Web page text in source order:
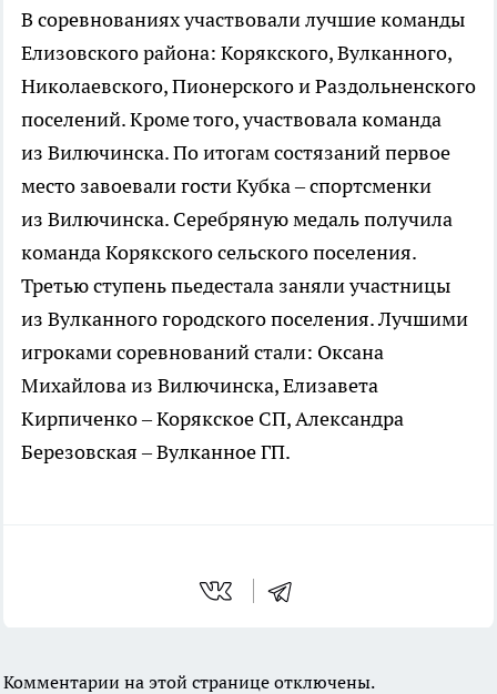
В соревнованиях участвовали лучшие команды
Елизовского района: Корякского, Вулканного,
Николаевского, Пионерского и Раздольненского
поселений. Кроме того, участвовала команда
из Вилючинска. По итогам состязаний первое
место завоевали гости Кубка – спортсменки
из Вилючинска. Серебряную медаль получила
команда Корякского сельского поселения.
Третью ступень пьедестала заняли участницы
из Вулканного городского поселения. Лучшими
игроками соревнований стали: Оксана
Михайлова из Вилючинска, Елизавета
Кирпиченко – Корякское СП, Александра
Березовская – Вулканное ГП.
Комментарии на этой странице отключены.